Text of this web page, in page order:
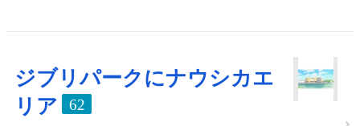
ジブリパークにナウシカエ
リア
62